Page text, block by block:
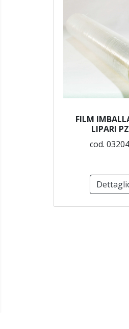
FILM
LIPARI
cod.